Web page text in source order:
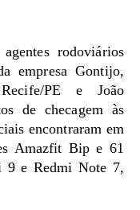
rodoviários
empresa Gontijo,
PE e João
de checagem às
encontraram em
Amazfit Bip e 61
9 e Redmi Note 7,